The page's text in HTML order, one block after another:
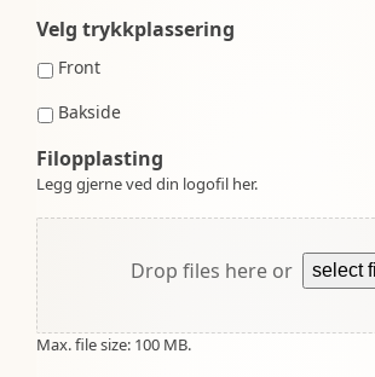
Velg trykkplassering
Front
Bakside
Filopplasting
Legg gjerne ved din logofil her.
Drop files here or select
Max. file size: 100 MB.